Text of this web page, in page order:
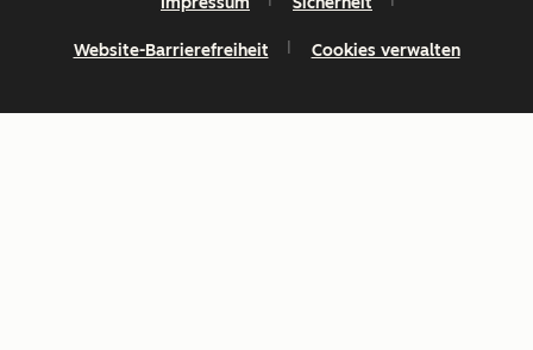
Website-Barrierefreiheit Cookies verwalten